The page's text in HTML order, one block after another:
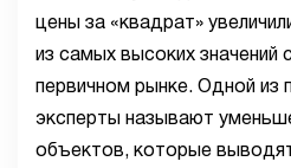
цены за «квадрат»
из самых высоких значений
первичном рынке. Одной из
эксперты называют
объектов, которые